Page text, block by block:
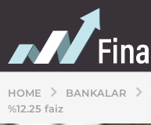
HOME BANKALAR
%12.25 faiz